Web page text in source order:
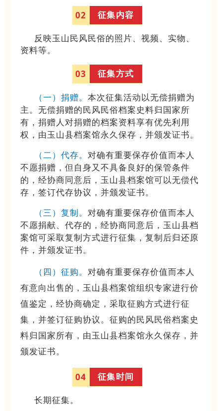
02 征集内容
反映玉山民风民俗的照片、视频、实物、
资料等。
03 征集方式
（一）捐赠。 本次征集活动以无偿捐赠为
主。无偿捐赠的民风民俗档案史料归国家所
有，捐赠人对捐赠的档案资料享有优先利用
权，由玉山县档案馆永久保存，并颁发证书。
（二 ） 代存。 对确有重要保存价值而本人
不愿捐赠，但自身又不具备良好的保管条件
的，经协商同意后，玉山县档案馆可以无偿代
存，签订代存协议，并颁发证书。
（三 ） 复制。 对确有重要保存价值而本人
不愿捐献、代存的，经协商同意后，玉山县档
案馆可采取复制方式进行征集，复制后归还原
件，并颁发证书。
（ 四 ） 征购。 对确有重要保存价值而本人
有意向出售的，玉山县档案馆组织专家进行价
值鉴定，经协商确定，采取征购方式进行征
集，并签订征购协议。征购的民风民俗档案史
料归国家所有，由玉山县档案馆永久保存，并
颁发证书。
04 征集时间
长期征集。